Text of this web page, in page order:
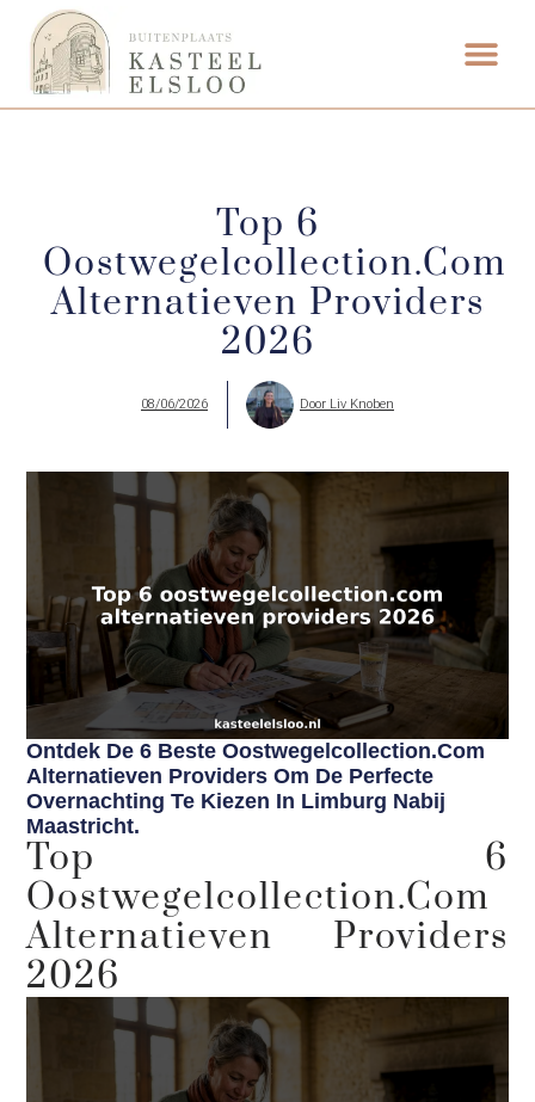
Top 6
Oostwegelcollection.com
Alternatieven Providers
2026
08/06/2026 Door Liv Knoben
Ontdek De 6 Beste Oostwegelcollection.com
Alternatieven Providers Om De Perfecte
Overnachting Te Kiezen In Limburg Nabij
Maastricht.
Top 6
Oostwegelcollection.com
Alternatieven Providers
2026